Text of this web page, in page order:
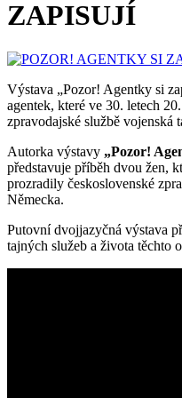
ZAPISUJÍ
Výstava „Pozor! Agentky si
agentek, které ve 30. letech
zpravodajské službě vojenská
Autorka výstavy „Pozor!
představuje příběh dvou žen,
prozradily československé
Německa.
Putovní dvojjazyčná výstava
tajných služeb a života těchto